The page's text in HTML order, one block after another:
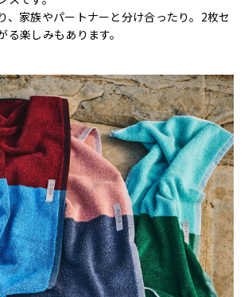
、家族やパートナーと分け合ったり。2枚セ
る楽しみもあります。